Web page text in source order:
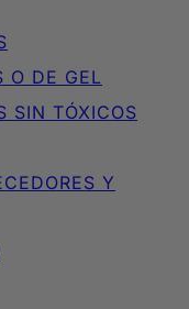
O DE GEL
SIN TÓXICOS
Y